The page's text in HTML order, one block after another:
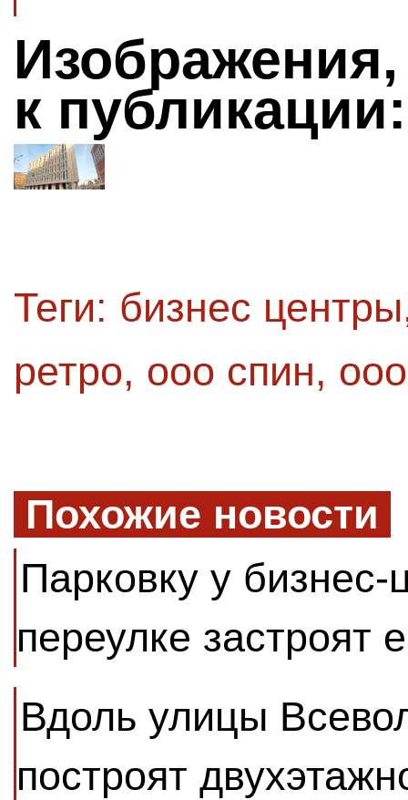
к публикации:
Теги: бизнес центры
ретро, ооо спин,
Похожие новости
Парковку у
переулке
Вдоль улицы
построят